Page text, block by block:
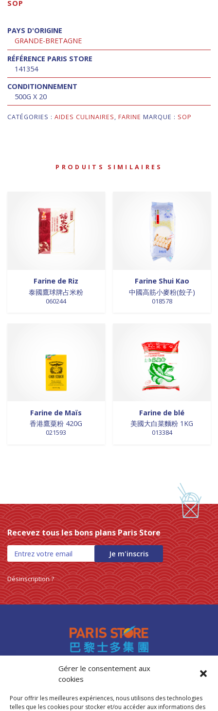
Gérer le consentement aux
cookies
Pour offrir les meilleures expériences, nous utilisons des technologies
telles que les cookies pour stocker et/ou accéder aux informations des
SOP
PAYS D'ORIGINE
GRANDE-BRETAGNE
RÉFÉRENCE PARIS STORE
141354
CONDITIONNEMENT
500G X 20
CATÉGORIES : AIDES CULINAIRES, FARINE MARQUE : SOP
PRODUITS SIMILAIRES
Farine de Riz
泰國鷹球牌占米粉
060244
Farine Shui Kao
中國高筋小麥粉(餃子)
018578
Farine de Maïs
香港鷹粟粉 420G
021593
Farine de blé
美國大白菜麵粉 1KG
013384
Recevez tous les bons plans Paris Store
Je m'inscris
Désinscription ?
Accès professionnels
FAQ